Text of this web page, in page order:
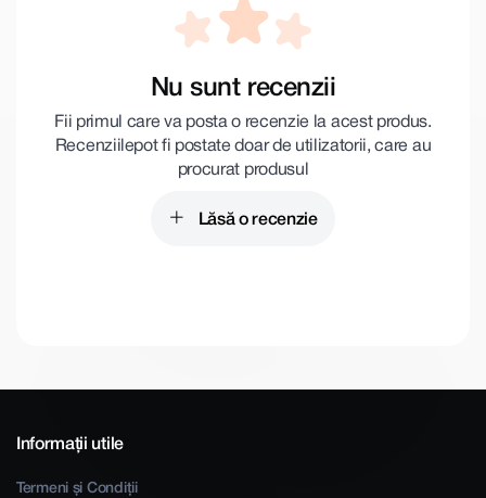
Nu sunt recenzii
Fii primul care va posta o recenzie la acest produs.
Recenziile pot fi postate doar de utilizatorii, care au
procurat produsul
Lăsă o recenzie
Informații utile
Termeni și Condiții